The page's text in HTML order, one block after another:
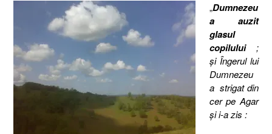
„Dumnezeu
a auzit
glasul
copilului;
şi Îngerul lui
Dumnezeu
a strigat din
cer pe Agar
şi i-a zis :